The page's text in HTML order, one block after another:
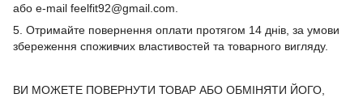
або e-mail feelfit92@gmail.com.
5. Отримайте повернення оплати протягом 14 днів, за умови
збереження споживчих властивостей та товарного вигляду.
ВИ МОЖЕТЕ ПОВЕРНУТИ ТОВАР АБО ОБМІНЯТИ ЙОГО,